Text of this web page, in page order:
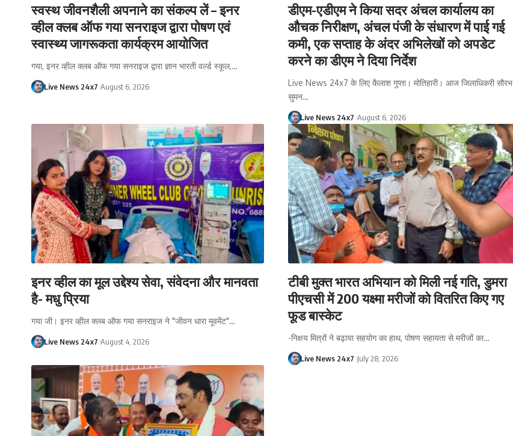
स्वस्थ जीवनशैली अपनाने का संकल्प लें – इनर
व्हील क्लब ऑफ गया सनराइज द्वारा पोषण एवं
स्वास्थ्य जागरूकता कार्यक्रम आयोजित
गया, इनर व्हील क्लब ऑफ गया सनराइज द्वारा ज्ञान भारती वर्ल्ड स्कूल,…
Live News 24x7 August 6, 2026
डीएम-एडीएम ने किया सदर अंचल कार्यालय का
औचक निरीक्षण, अंचल पंजी के संधारण में पाई गई
कमी, एक सप्ताह के अंदर अभिलेखों को अपडेट
करने का डीएम ने दिया निर्देश
Live News 24x7 के लिए कैलाश गुप्ता। मोतिहारी। आज जिलाधिकरी सौरभ
सुमन…
Live News 24x7 August 6, 2026
इनर व्हील का मूल उद्देश्य सेवा, संवेदना और मानवता
है- मधु प्रिया
गया जी। इनर व्हील क्लब ऑफ गया सनराइज ने "जीवन धारा मूवमेंट"…
Live News 24x7 August 4, 2026
टीबी मुक्त भारत अभियान को मिली नई गति, डुमरा
पीएचसी में 200 यक्ष्मा मरीजों को वितरित किए गए
फूड बास्केट
-निक्षय मित्रों ने बढ़ाया सहयोग का हाथ, पोषण सहायता से मरीजों का…
Live News 24x7 July 28, 2026